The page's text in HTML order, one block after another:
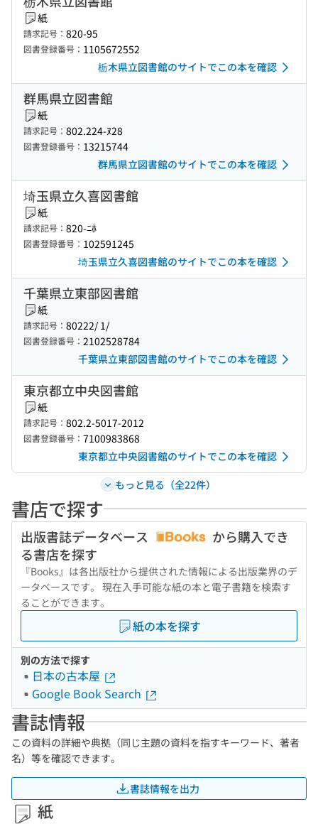
紙
請求記号： 820-95
図書登録番号： 1105672552
栃木県立図書館のサイトでこの本を確認
群馬県立図書館
紙
請求記号： 802.224-ﾇ28
図書登録番号： 13215744
群馬県立図書館のサイトでこの本を確認
埼玉県立久喜図書館
紙
請求記号： 820-ﾆﾎ
図書登録番号： 102591245
埼玉県立久喜図書館のサイトでこの本を確認
千葉県立東部図書館
紙
請求記号： 80222/ 1/
図書登録番号： 2102528784
千葉県立東部図書館のサイトでこの本を確認
東京都立中央図書館
紙
請求記号： 802.2-5017-2012
図書登録番号： 7100983868
東京都立中央図書館のサイトでこの本を確認
もっと見る（全22件）
書店で探す
出版書誌データベース
から購入でき
る書店を探す
『Books』は各出版社から提供された情報による出版業界のデ
ータベースです。 現在入手可能な紙の本と電子書籍を検索す
ることができます。
紙の本を探す
別の方法で探す
日本の古本屋
Google Book Search
書誌情報
この資料の詳細や典拠（同じ主題の資料を指すキーワード、著者
名）等を確認できます。
書誌情報を出力
紙